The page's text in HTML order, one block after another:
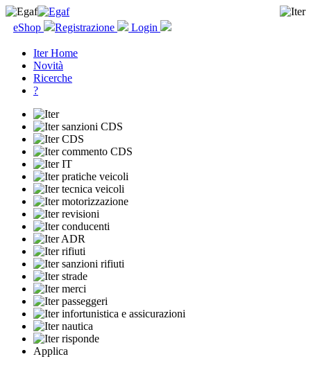
eShop Registrazione Login
Iter Home
Novità
Ricerche
?
Applica